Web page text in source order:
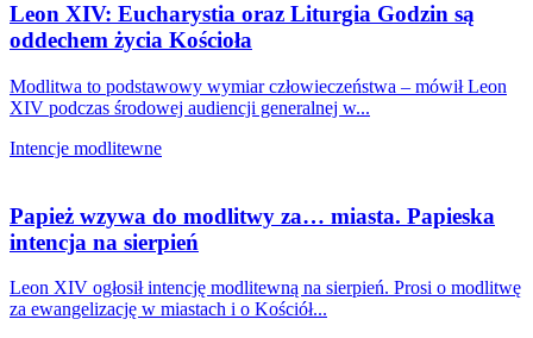
Leon XIV: Eucharystia oraz Liturgia Godzin są
oddechem życia Kościoła
Modlitwa to podstawowy wymiar człowieczeństwa – mówił Leon
XIV podczas środowej audiencji generalnej w...
Intencje modlitewne
Papież wzywa do modlitwy za… miasta. Papieska
intencja na sierpień
Leon XIV ogłosił intencję modlitewną na sierpień. Prosi o modlitwę
za ewangelizację w miastach i o Kościół...